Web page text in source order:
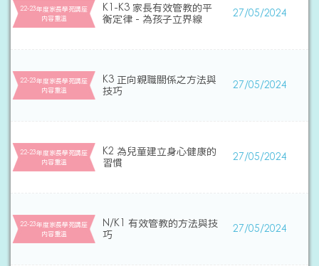
22-23年度家長學苑講座
内容重溫
K1-K3 家長有效管教的平
衡定律 - 為孩子立界線
27/05/2024
22-23年度家長學苑講座
内容重溫
K3 正向親職關係之方法與
技巧
27/05/2024
22-23年度家長學苑講座
内容重溫
K2 為兒童建立身心健康的
習慣
27/05/2024
22-23年度家長學苑講座
内容重溫
N/K1 有效管教的方法與技
巧
27/05/2024